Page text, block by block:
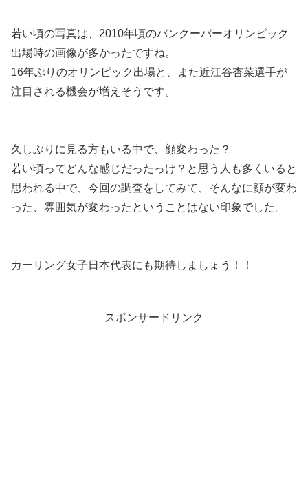
若い頃の写真は、2010年頃のバンクーバーオリンピック
出場時の画像が多かったですね。
16年ぶりのオリンピック出場と、また近江谷杏菜選手が
注目される機会が増えそうです。
久しぶりに見る方もいる中で、顔変わった？
若い頃ってどんな感じだったっけ？と思う人も多くいると
思われる中で、今回の調査をしてみて、そんなに顔が変わ
った、雰囲気が変わったということはない印象でした。
カーリング女子日本代表にも期待しましょう！！
スポンサードリンク